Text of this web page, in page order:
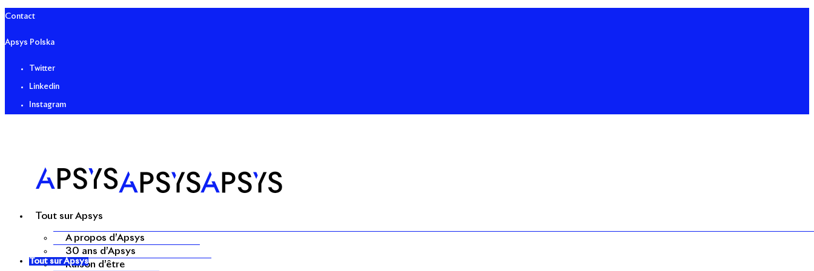
Contact
Apsys Polska
Twitter
Linkedin
Instagram
Tout sur Apsys
A propos d’Apsys
30 ans d’Apsys
Raison d’être
Tout sur Apsys